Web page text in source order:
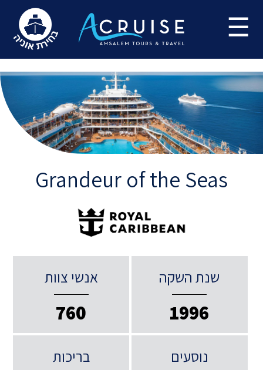
Update cookies preferences
☰
Grandeur of the Seas
שנת השקה
1996
אנשי צוות
760
נוסעים בריכות